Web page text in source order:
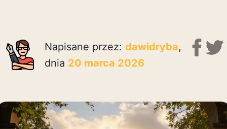
Napisane przez: dawidryba,
dnia 20 marca 2026